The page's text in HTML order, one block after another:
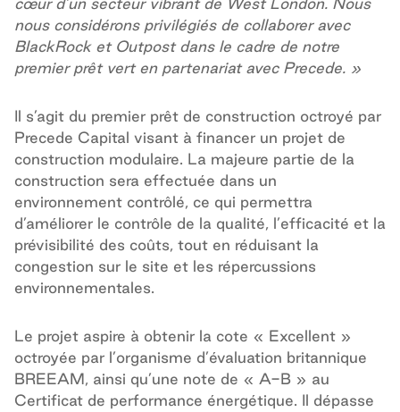
nous considérons privilégiés de collaborer avec
BlackRock et Outpost dans le cadre de notre
premier prêt vert en partenariat avec Precede. »
Il s’agit du premier prêt de construction octroyé par
Precede Capital visant à financer un projet de
construction modulaire. La majeure partie de la
construction sera effectuée dans un
environnement contrôlé, ce qui permettra
d’améliorer le contrôle de la qualité, l’efficacité et la
prévisibilité des coûts, tout en réduisant la
congestion sur le site et les répercussions
environnementales.
Le projet aspire à obtenir la cote « Excellent »
octroyée par l’organisme d’évaluation britannique
BREEAM, ainsi qu’une note de « A-B » au
Certificat de performance énergétique. Il dépasse